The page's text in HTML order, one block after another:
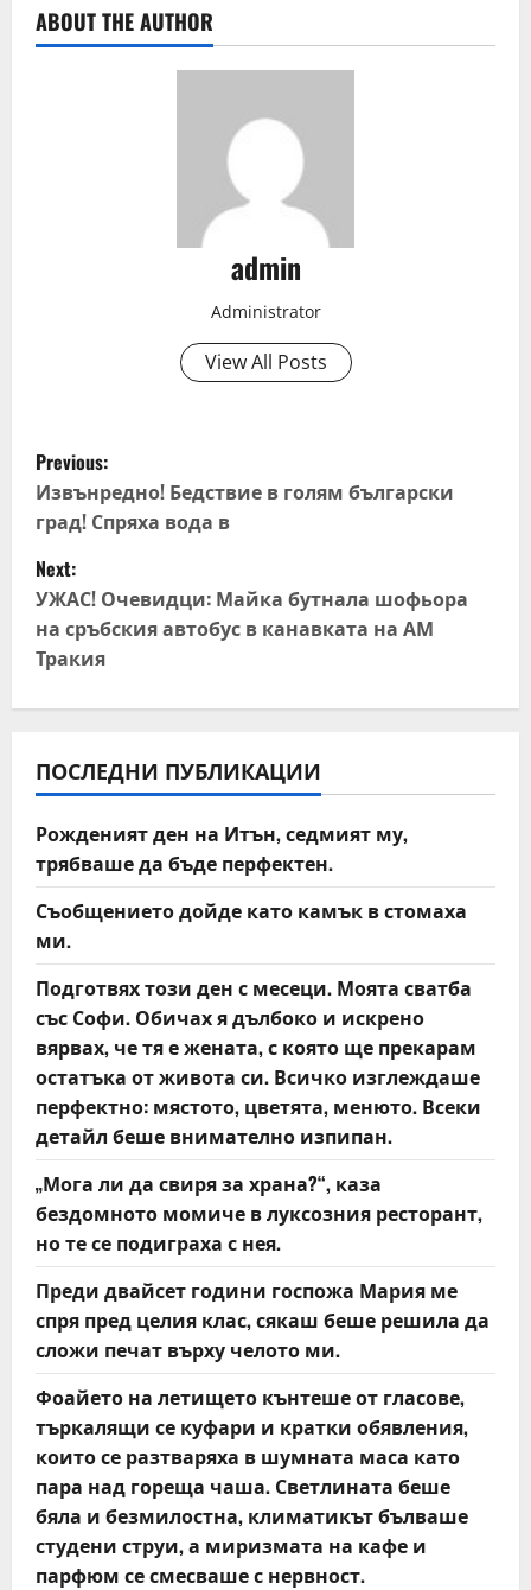
ABOUT THE AUTHOR
admin
Administrator
View All Posts
P
o
s
t
n
a
v
i
g
a
t
i
o
n
Previous:
Извънредно! Бедствие в голям български
град! Спряха вода в
Next:
УЖАС! Очевидци: Майка бутнала шофьора
на сръбския автобус в канавката на АМ
Тракия
ПОСЛЕДНИ ПУБЛИКАЦИИ
Рожденият ден на Итън, седмият му,
трябваше да бъде перфектен.
Съобщението дойде като камък в стомаха
ми.
Подготвях този ден с месеци. Моята сватба
със Софи. Обичах я дълбоко и искрено
вярвах, че тя е жената, с която ще прекарам
остатъка от живота си. Всичко изглеждаше
перфектно: мястото, цветята, менюто. Всеки
детайл беше внимателно изпипан.
„Мога ли да свиря за храна?“, каза
бездомното момиче в луксозния ресторант,
но те се подиграха с нея.
Преди двайсет години госпожа Мария ме
спря пред целия клас, сякаш беше решила да
сложи печат върху челото ми.
Фоайето на летището кънтеше от гласове,
търкалящи се куфари и кратки обявления,
които се разтваряха в шумната маса като
пара над гореща чаша. Светлината беше
бяла и безмилостна, климатикът бълваше
студени струи, а миризмата на кафе и
парфюм се смесваше с нервност.